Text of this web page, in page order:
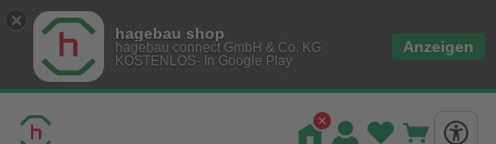
hagebau shop
hagebau connect GmbH & Co. KG
KOSTENLOS- In Google Play
Anzeigen